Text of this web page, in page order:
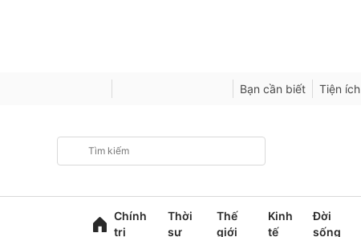
Bạn cần biết Tiện ích
Chính
trị
Thời
sự
Thế
giới
Kinh
tế
Đời
sống